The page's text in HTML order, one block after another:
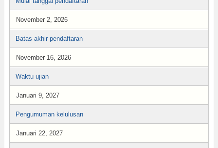
November 2, 2026
Batas akhir pendaftaran
November 16, 2026
Waktu ujian
Januari 9, 2027
Pengumuman kelulusan
Januari 22, 2027